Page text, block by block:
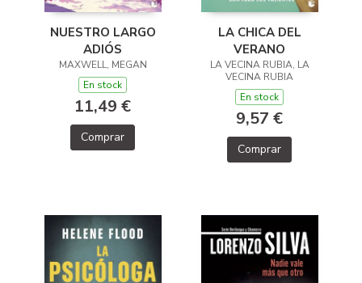
NUESTRO LARGO
ADIÓS
MAXWELL, MEGAN
En stock
11,49 €
Comprar
LA CHICA DEL
VERANO
LA VECINA RUBIA, LA
VECINA RUBIA
En stock
9,57 €
Comprar